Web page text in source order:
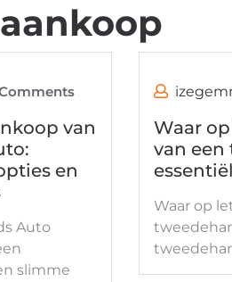
aankoop
van
en
Auto
slimme
Waar
van een
Waar op